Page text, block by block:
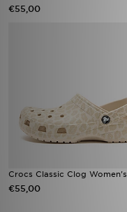
€55,00
Crocs Classic Clog Women's
€55,00